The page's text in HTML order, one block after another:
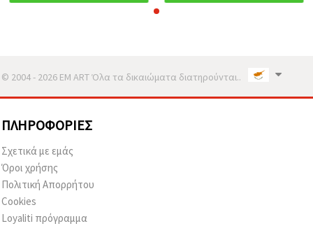
© 2004 - 2026 EM ART Όλα τα δικαιώματα διατηρούνται..
ΠΛΗΡΟΦΟΡΊΕΣ
Σχετικά με εμάς
Όροι χρήσης
Πολιτική Απορρήτου
Cookies
Loyaliti πρόγραμμα